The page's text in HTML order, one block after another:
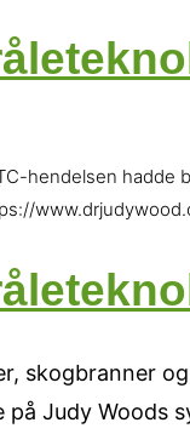
hendelsen hadde
skogbranner
på Judy Woods